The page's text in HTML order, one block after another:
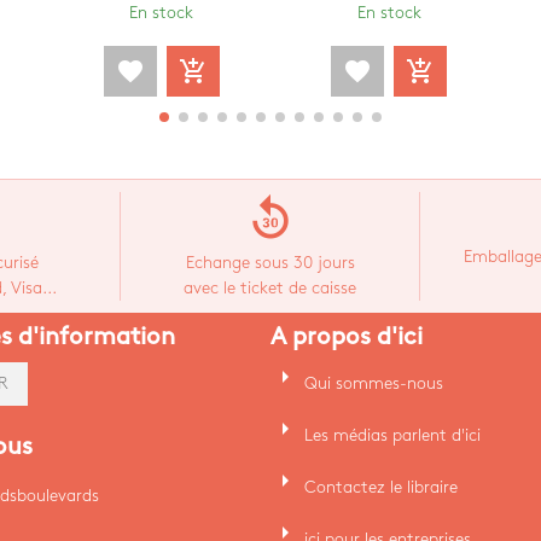
En stock
favorite add_shopping_cart
En stock
favorite add_shopping_cart
Visa...
replay_30
Echange sous 30 jours
avec le ticket de caisse
d'information A propos d'ici
arrow_right Qui sommes-nous
arrow_right Les médias parlent d'ici
arrow_right Contactez le libraire
arrow_right